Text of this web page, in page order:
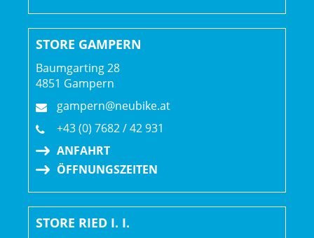
STORE GAMPERN
Baumgarting 28
4851 Gampern
gampern@neubike.at
+43 (0) 7682 / 42 931
ANFAHRT
ÖFFNUNGSZEITEN
STORE RIED I. I.